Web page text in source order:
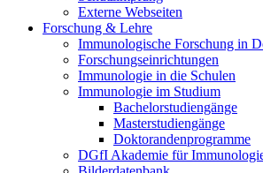
Externe Webseiten
Forschung & Lehre
Immunologische Forschung in
Forschungseinrichtungen
Immunologie in die Schulen
Immunologie im Studium
Bachelorstudiengänge
Masterstudiengänge
Doktorandenprogramme
DGfI Akademie für